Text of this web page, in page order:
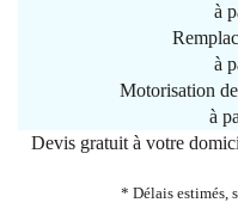
à
à
Motorisation
à
Devis gratuit à votre
* Délais estimés,